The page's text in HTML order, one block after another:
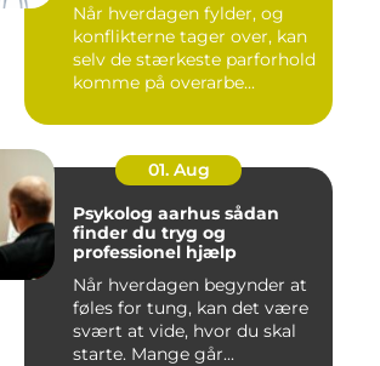
Når hverdagen fylder, og
konflikterne tager over, kan
selv de stærkeste parforhold
komme på overarbe...
01. Aug
Psykolog aarhus sådan
finder du tryg og
professionel hjælp
Når hverdagen begynder at
føles for tung, kan det være
svært at vide, hvor du skal
starte. Mange går...